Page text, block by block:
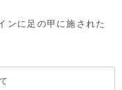
ンに足の甲に施された